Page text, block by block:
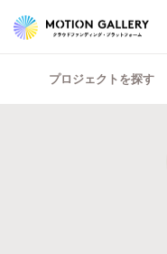
プロジェクトを探す